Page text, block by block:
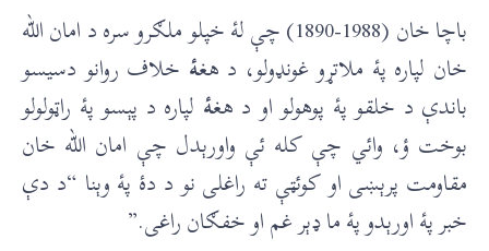
باچا خان (1988-1890) چې لۀ خپلو ملګرو سره د امان الله
خان لپاره پۀ ملاتړو غونډولو، د هغۀخلاف روانو دسیسو
باندې د خلقو پۀ پوهولو او د هغۀلپاره د پېسو پۀ راټولولو
بوخت ؤ، وائي چې کله ئې واورېدل چې امان الله خان
مقاومت پرېښی او کوئټې ته راغلی نو د دۀ پۀ وېنا “د دې
خبر پۀ اورېدو پۀ ما ډېر غم او خفګان راغی.”